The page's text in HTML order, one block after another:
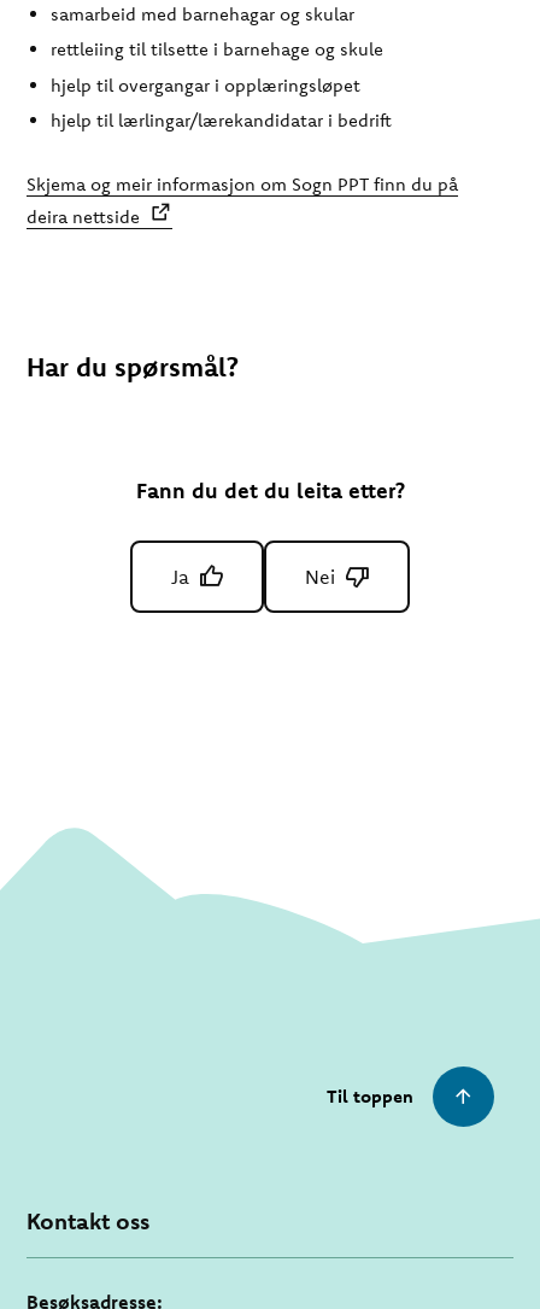
samarbeid med barnehagar og skular
rettleiing til tilsette i barnehage og skule
hjelp til overgangar i opplæringsløpet
hjelp til lærlingar/lærekandidatar i bedrift
Skjema og meir informasjon om Sogn PPT finn du på
deira nettside
Har du spørsmål?
Fann du det du leita etter?
Ja Nei
Til toppen
Kontakt oss
Besøksadresse: